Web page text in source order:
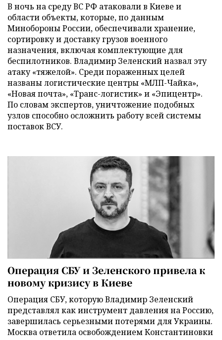
В ночь на среду ВС РФ атаковали в Киеве и
области объекты, которые, по данным
Минобороны России, обеспечивали хранение,
сортировку и доставку грузов военного
назначения, включая комплектующие для
беспилотников. Владимир Зеленский назвал эту
атаку «тяжелой». Среди пораженных целей
названы логистические центры «МЛП-Чайка»,
«Новая почта», «Транс-логистик» и «Эпицентр».
По словам экспертов, уничтожение подобных
узлов способно осложнить работу всей системы
поставок ВСУ.
Операция СБУ и Зеленского привела к
новому кризису в Киеве
Операция СБУ, которую Владимир Зеленский
представлял как инструмент давления на Россию,
завершилась серьезными потерями для Украины.
Москва ответила освобождением Константиновки